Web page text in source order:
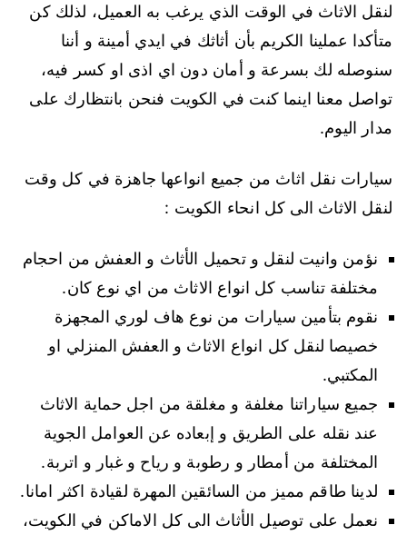
لنقل الاثاث في الوقت الذي يرغب به العميل، لذلك كن
متأكدا عملينا الكريم بأن أثاثك في ايدي أمينة و أننا
سنوصله لك بسرعة و أمان دون اي اذى او كسر فيه،
تواصل معنا اينما كنت في الكويت فنحن بانتظارك على
مدار اليوم.
سيارات نقل اثاث من جميع انواعها جاهزة في كل وقت
لنقل الاثاث الى كل انحاء الكويت :
نؤمن وانيت لنقل و تحميل الأثاث و العفش من احجام
مختلفة تناسب كل انواع الاثاث من اي نوع كان.
نقوم بتأمين سيارات من نوع هاف لوري المجهزة
خصيصا لنقل كل انواع الاثاث و العفش المنزلي او
المكتبي.
جميع سياراتنا مغلفة و مغلقة من اجل حماية الاثاث
عند نقله على الطريق و إبعاده عن العوامل الجوية
المختلفة من أمطار و رطوبة و رياح و غبار و اتربة.
لدينا طاقم مميز من السائقين المهرة لقيادة اكثر امانا.
نعمل على توصيل الأثاث الى كل الاماكن في الكويت،